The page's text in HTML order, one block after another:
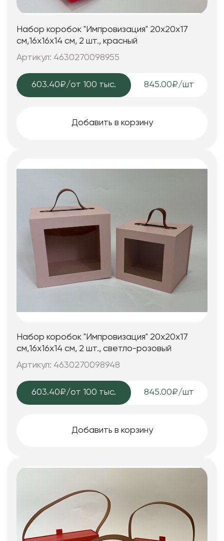
Набор коробок "Импровизация" 20x20x17
см,16x16x14 см, 2 шт., красный
Артикул: 4630270098955
603.40₽/от 100 тыс. 845.00₽/шт
Добавить в корзину
Набор коробок "Импровизация" 20x20x17
см,16x16x14 см, 2 шт., светло-розовый
Артикул: 4630270098948
603.40₽/от 100 тыс. 845.00₽/шт
Добавить в корзину